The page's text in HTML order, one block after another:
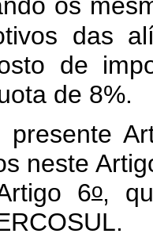
os
das
de
de 8%.
neste
6o,